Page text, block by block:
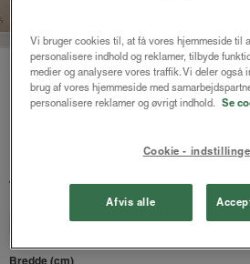
Forside/Persienner/ Freja træpersienne
Freja træpersienne
Hvid bambus
fra 819 kr.
1092 kr.
Design dit gardin
Bredde (cm)
Vi bruger cookies til, at få vores hjemmeside til
personalisere indhold og reklamer, tilbyde
medier og analysere vores traffik. Vi deler også
brug af vores hjemmeside med
personalisere reklamer og øvrigt indhold. Se
Cookie -
Afvis alle